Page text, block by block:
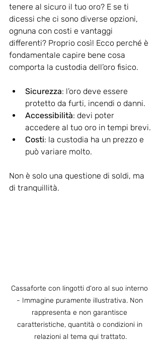
tenere al sicuro il tuo oro? E se ti
dicessi che ci sono diverse opzioni,
ognuna con costi e vantaggi
differenti? Proprio così! Ecco perché è
fondamentale capire bene cosa
comporta la custodia dell’oro fisico.
Sicurezza: l’oro deve essere
protetto da furti, incendi o danni.
Accessibilità: devi poter
accedere al tuo oro in tempi brevi.
Costi: la custodia ha un prezzo e
può variare molto.
Non è solo una questione di soldi, ma
di tranquillità.
Cassaforte con lingotti d'oro al suo interno
- Immagine puramente illustrativa. Non
rappresenta e non garantisce
caratteristiche, quantità o condizioni in
relazioni al tema qui trattato.